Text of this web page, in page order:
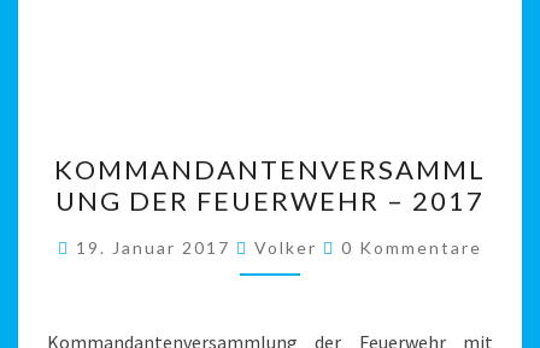
DER
FEUERWEHR
–
2017
KOMMANDANTENVERSAMML
UNG DER FEUERWEHR – 2017
19. Januar 2017 Volker Kommentare
0 Kommentare
Kommandantenversammlung der Feuerwehr mit